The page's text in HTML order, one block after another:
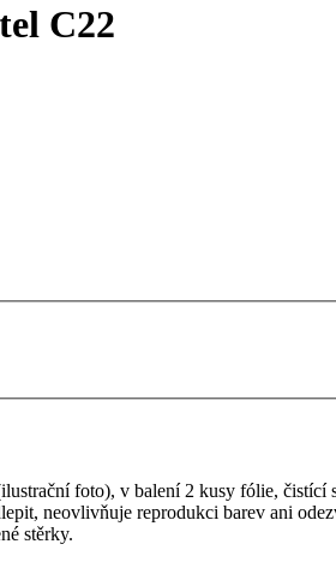
C22
foto), v balení 2 kusy fólie, čistící
neovlivňuje reprodukci barev ani
stěrky.